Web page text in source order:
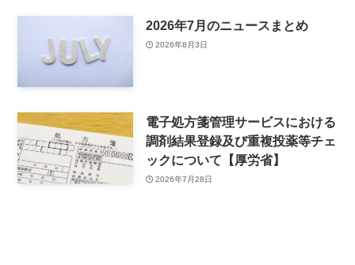
2026年7月のニュースまとめ
2026年8月3日
電子処方箋管理サービスにおける
調剤結果登録及び重複投薬等チェ
ックについて【厚労省】
2026年7月28日